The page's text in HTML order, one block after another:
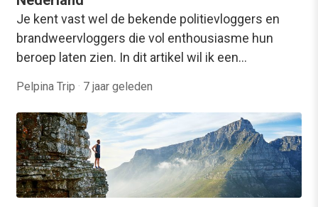
Je kent vast wel de bekende politievloggers en
brandweervloggers die vol enthousiasme hun
beroep laten zien. In dit artikel wil ik een…
Pelpina Trip · 7 jaar geleden